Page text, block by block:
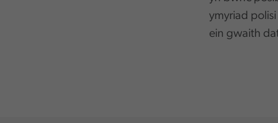
ymyriad
ein gwaith